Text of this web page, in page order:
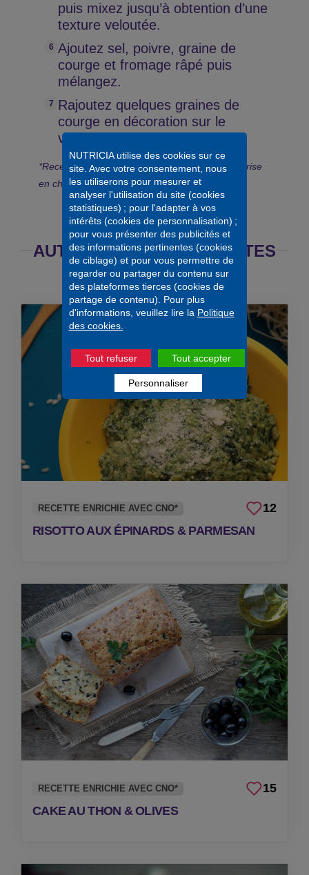
puis mixez jusqu’à obtention d’une
texture veloutée.
Ajoutez sel, poivre, graine de
courge et fromage râpé puis
mélangez.
Rajoutez quelques graines de
courge en décoration sur le
velouté avant de servir.
*Recette enrichie adaptée dans le cadre de la prise
en charge de la dénutrition.
AUTRES IDÉES DE RECETTES
RECETTE ENRICHIE AVEC CNO*
12
RISOTTO AUX ÉPINARDS & PARMESAN
RECETTE ENRICHIE AVEC CNO*
15
CAKE AU THON & OLIVES
NUTRICIA utilise des cookies sur ce
site. Avec votre consentement, nous
les utiliserons pour mesurer et
analyser l'utilisation du site (cookies
statistiques) ; pour l'adapter à vos
intérêts (cookies de personnalisation) ;
pour vous présenter des publicités et
des informations pertinentes (cookies
de ciblage) et pour vous permettre de
regarder ou partager du contenu sur
des plateformes tierces (cookies de
partage de contenu). Pour plus
d'informations, veuillez lire la Politique
des cookies.
Tout refuser Tout accepter
Personnaliser